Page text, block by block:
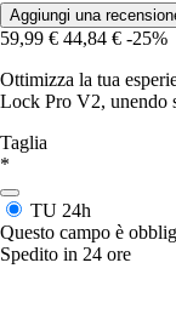
Aggiungi una
59,99 € 44,84 € -25%
Ottimizza la tua
Lock Pro V2, unendo
Taglia
*
TU 24h
Questo campo è
Spedito in 24 ore